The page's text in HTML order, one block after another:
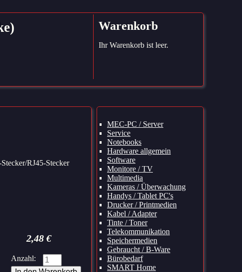
Warenkorb
Ihr Warenkorb ist leer.
RJ45-Stecker
2,48 €
Anzahl:
überspringen
MEC-PC / Server
Service
Notebooks
Hardware allgemein
Software
Monitore / TV
Multimedia
Kameras / Überwachung
Handys / Tablet PC's
Drucker / Printmedien
Kabel / Adapter
Tinte / Toner
Telekommunikation
Speichermedien
Gebraucht / B-Ware
Bürobedarf
SMART Home